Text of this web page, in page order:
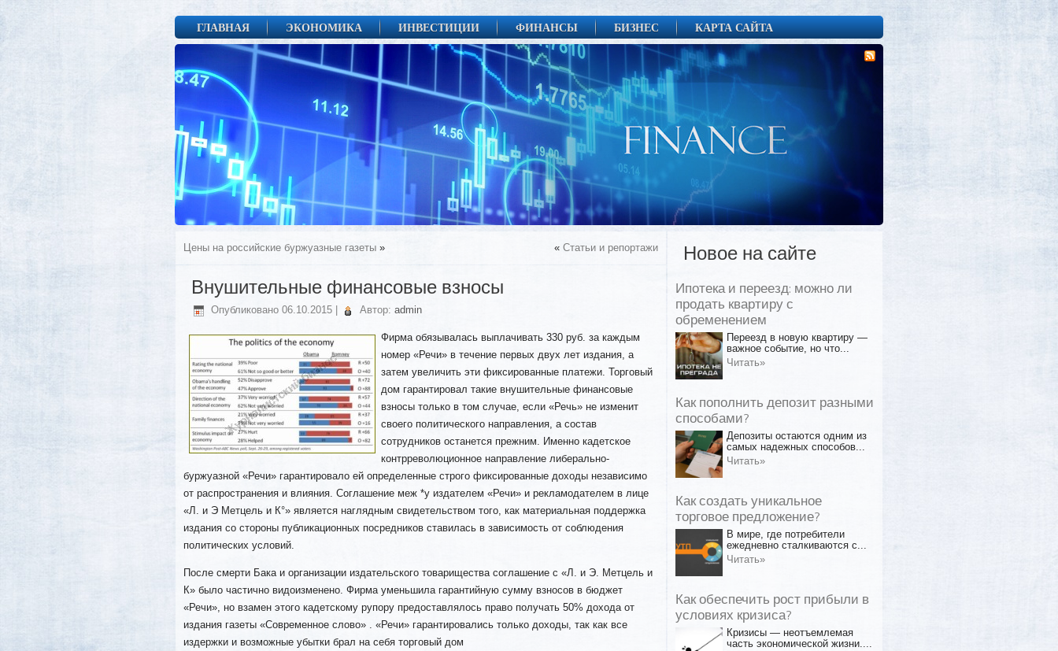
ГЛАВНАЯ ЭКОНОМИКА ИНВЕСТИЦИИ ФИНАНСЫ БИЗНЕС КАРТА САЙТА
Цены на российские буржуазные газеты » « Статьи и репортажи
Внушительные финансовые взносы
Опубликовано 06.10.2015 Автор: admin
Фирма обязывалась выплачивать 330 руб. за каждым
номер «Речи» в течение первых двух лет издания, а
затем увеличить эти фиксированные платежи. Торговый
дом гарантировал такие внушительные финансовые
взносы только в том случае, если «Речь» не изменит
своего политического направления, а состав
сотрудников останется прежним. Именно кадетское
контрреволюционное направление либерально-
буржуазной «Речи» гарантировало ей определенные строго фиксированные доходы независимо
от распространения и влияния. Соглашение меж *у издателем «Речи» и рекламодателем в лице
«Л. и Э Метцель и К°» является наглядным свидетельством того, как материальная поддержка
издания со стороны публикационных посредников ставилась в зависимость от соблюдения
политических условий.
После смерти Бака и организации издательского товарищества соглашение с «Л. и Э. Метцель и
К» было частично видоизменено. Фирма уменьшила гарантийную сумму взносов в бюджет
«Речи», но взамен этого кадетскому рупору предоставлялось право получать 50% дохода от
издания газеты «Современное слово» . «Речи» гарантировались только доходы, так как все
издержки и возможные убытки брал на себя торговый дом
Новое на сайте
Ипотека и переезд: можно ли
продать квартиру с
обременением
Переезд в новую квартиру —
важное событие, но что...
Читать»
Как пополнить депозит разными
способами?
Депозиты остаются одним из
самых надежных способов...
Читать»
Как создать уникальное
торговое предложение?
В мире, где потребители
ежедневно сталкиваются с...
Читать»
Как обеспечить рост прибыли в
условиях кризиса?
Кризисы — неотъемлемая
часть экономической жизни....